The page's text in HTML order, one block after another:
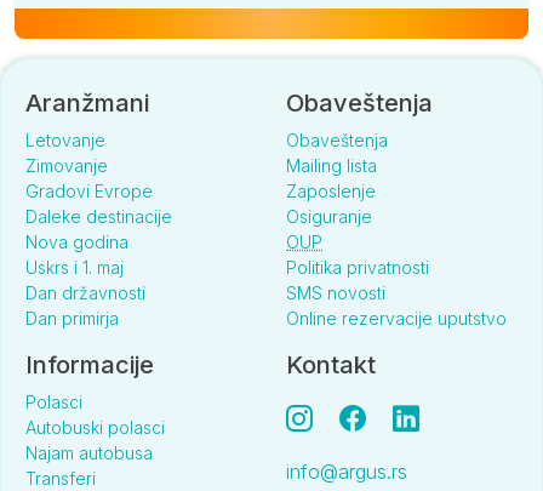
Aranžmani
Letovanje
Zimovanje
Gradovi Evrope
Daleke destinacije
Nova godina
Uskrs i 1. maj
Dan državnosti
Dan primirja
Obaveštenja
Obaveštenja
Mailing lista
Zaposlenje
Osiguranje
OUP
Politika privatnosti
SMS novosti
Online rezervacije uputstvo
Informacije
Polasci
Autobuski polasci
Najam autobusa
Transferi
Kontakt
info@argus.rs